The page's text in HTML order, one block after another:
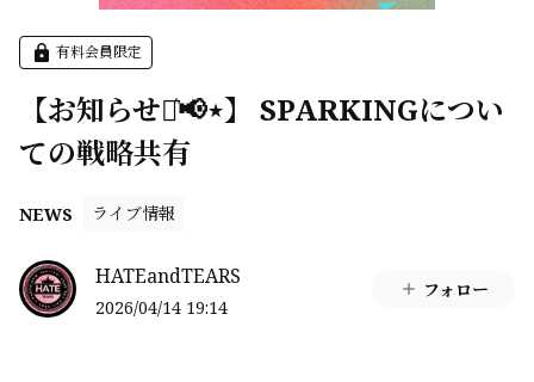
有料会員限定
【お知らせ⋆͛📢⋆】 SPARKINGについ
ての戦略共有
NEWS ライブ情報
HATEandTEARS
2026/04/14 19:14
フォロー